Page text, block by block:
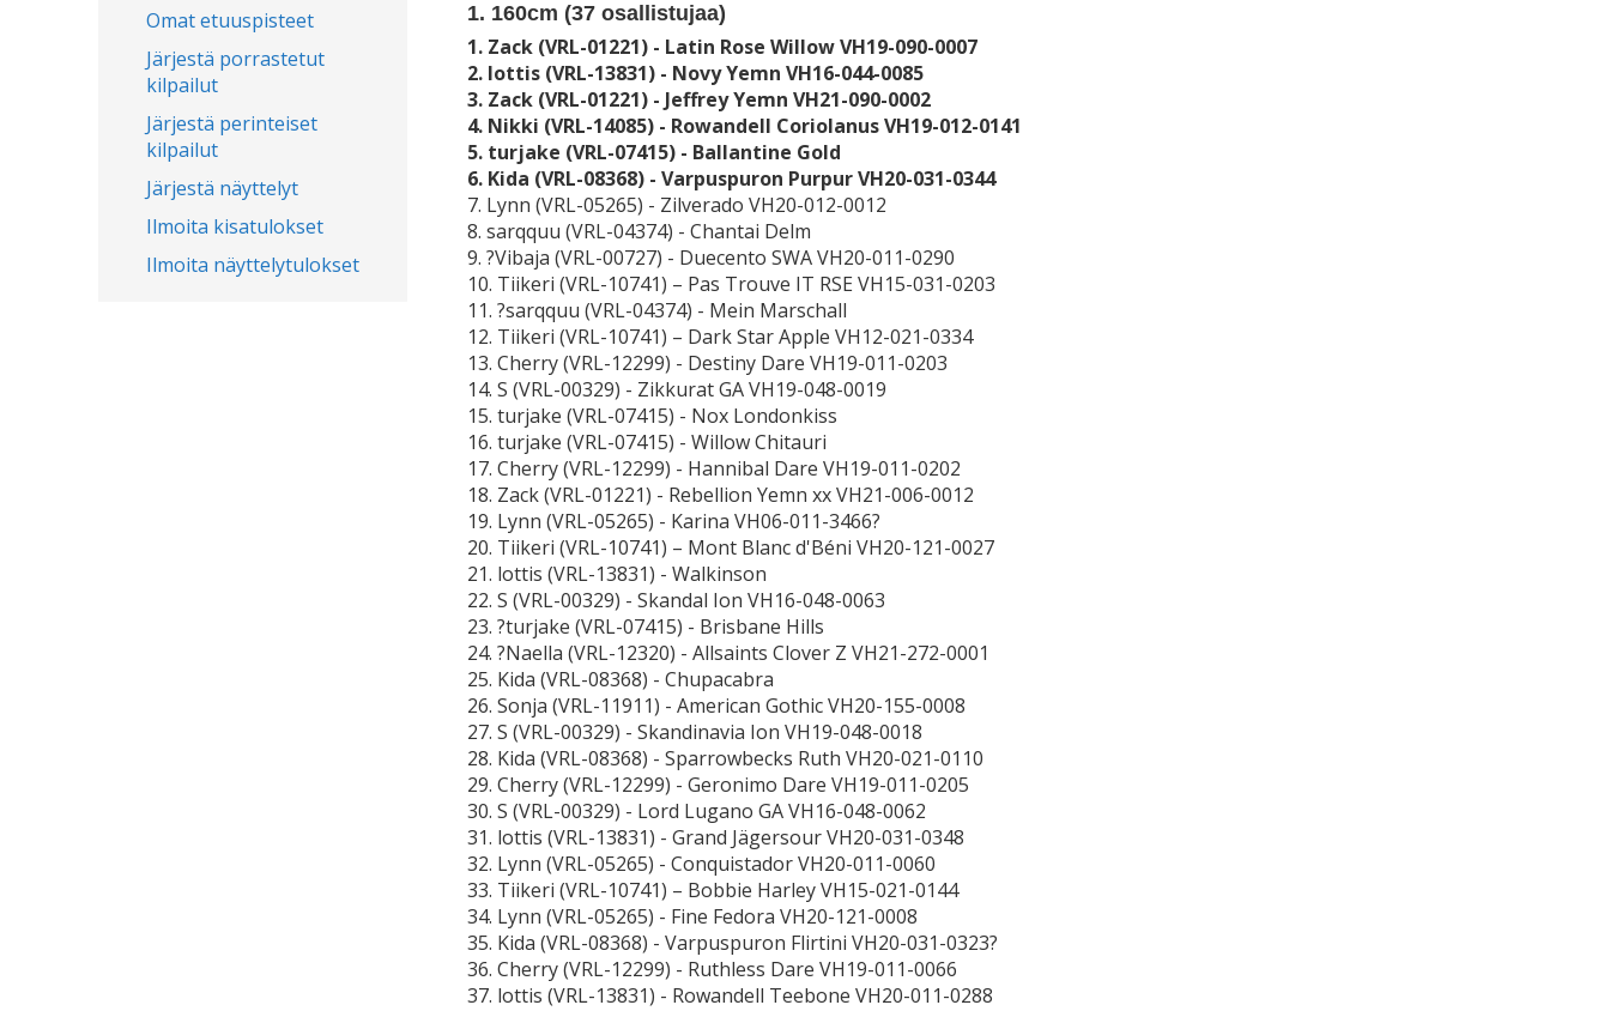
Omat etuuspisteet
Järjestä porrastetut
kilpailut
Järjestä perinteiset
kilpailut
Järjestä näyttelyt
Ilmoita kisatulokset
Ilmoita näyttelytulokset
1. 160cm (37osallistujaa)
1. Zack (VRL-01221) - Latin Rose Willow VH19-090-0007
2. lottis (VRL-13831) - Novy Yemn VH16-044-0085
3. Zack (VRL-01221) - Jeffrey Yemn VH21-090-0002
4. Nikki (VRL-14085) - Rowandell Coriolanus VH19-012-0141
5. turjake (VRL-07415) - Ballantine Gold
6. Kida (VRL-08368) - Varpuspuron Purpur VH20-031-0344
7. Lynn (VRL-05265) - Zilverado VH20-012-0012
8. sarqquu (VRL-04374) - Chantai Delm
9. ?Vibaja (VRL-00727) - Duecento SWA VH20-011-0290
10. Tiikeri (VRL-10741) – Pas Trouve IT RSE VH15-031-0203
11. ?sarqquu (VRL-04374) - Mein Marschall
12. Tiikeri (VRL-10741) – Dark Star Apple VH12-021-0334
13. Cherry (VRL-12299) - Destiny Dare VH19-011-0203
14. S (VRL-00329) - Zikkurat GA VH19-048-0019
15. turjake (VRL-07415) - Nox Londonkiss
16. turjake (VRL-07415) - Willow Chitauri
17. Cherry (VRL-12299) - Hannibal Dare VH19-011-0202
18. Zack (VRL-01221) - Rebellion Yemn xx VH21-006-0012
19. Lynn (VRL-05265) - Karina VH06-011-3466?
20. Tiikeri (VRL-10741) – Mont Blanc d'Béni VH20-121-0027
21. lottis (VRL-13831) - Walkinson
22. S (VRL-00329) - Skandal Ion VH16-048-0063
23. ?turjake (VRL-07415) - Brisbane Hills
24. ?Naella (VRL-12320) - Allsaints Clover Z VH21-272-0001
25. Kida (VRL-08368) - Chupacabra
26. Sonja (VRL-11911) - American Gothic VH20-155-0008
27. S (VRL-00329) - Skandinavia Ion VH19-048-0018
28. Kida (VRL-08368) - Sparrowbecks Ruth VH20-021-0110
29. Cherry (VRL-12299) - Geronimo Dare VH19-011-0205
30. S (VRL-00329) - Lord Lugano GA VH16-048-0062
31. lottis (VRL-13831) - Grand Jägersour VH20-031-0348
32. Lynn (VRL-05265) - Conquistador VH20-011-0060
33. Tiikeri (VRL-10741) – Bobbie Harley VH15-021-0144
34. Lynn (VRL-05265) - Fine Fedora VH20-121-0008
35. Kida (VRL-08368) - Varpuspuron Flirtini VH20-031-0323?
36. Cherry (VRL-12299) - Ruthless Dare VH19-011-0066
37. lottis (VRL-13831) - Rowandell Teebone VH20-011-0288